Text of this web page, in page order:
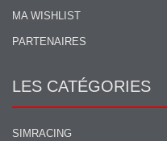
MA WISHLIST
PARTENAIRES
LES CATÉGORIES
SIMRACING